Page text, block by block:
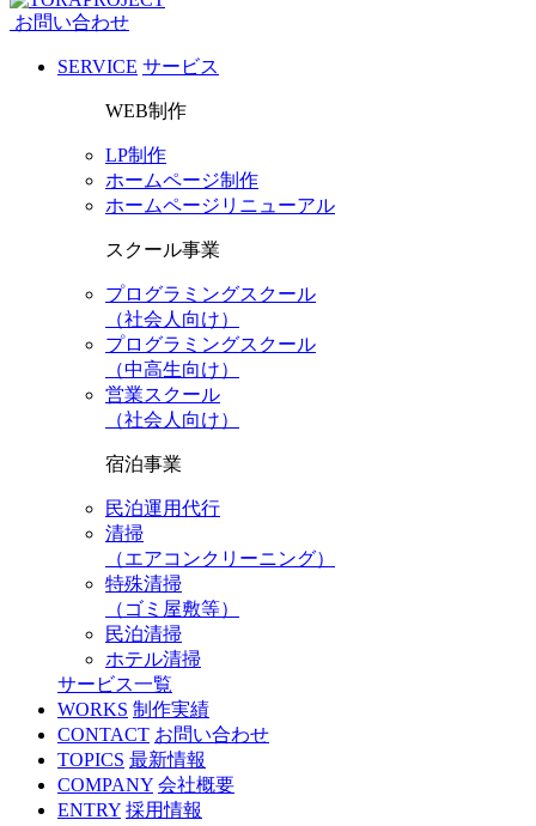
お問い合わせ
SERVICE サービス
WEB制作
LP制作
ホームページ制作
ホームページリニューアル
スクール事業
プログラミングスクール
（社会人向け）
プログラミングスクール
（中高生向け）
営業スクール
（社会人向け）
宿泊事業
民泊運用代行
清掃
（エアコンクリーニング）
特殊清掃
（ゴミ屋敷等）
民泊清掃
ホテル清掃
サービス一覧
WORKS 制作実績
CONTACT お問い合わせ
TOPICS 最新情報
COMPANY 会社概要
ENTRY 採用情報